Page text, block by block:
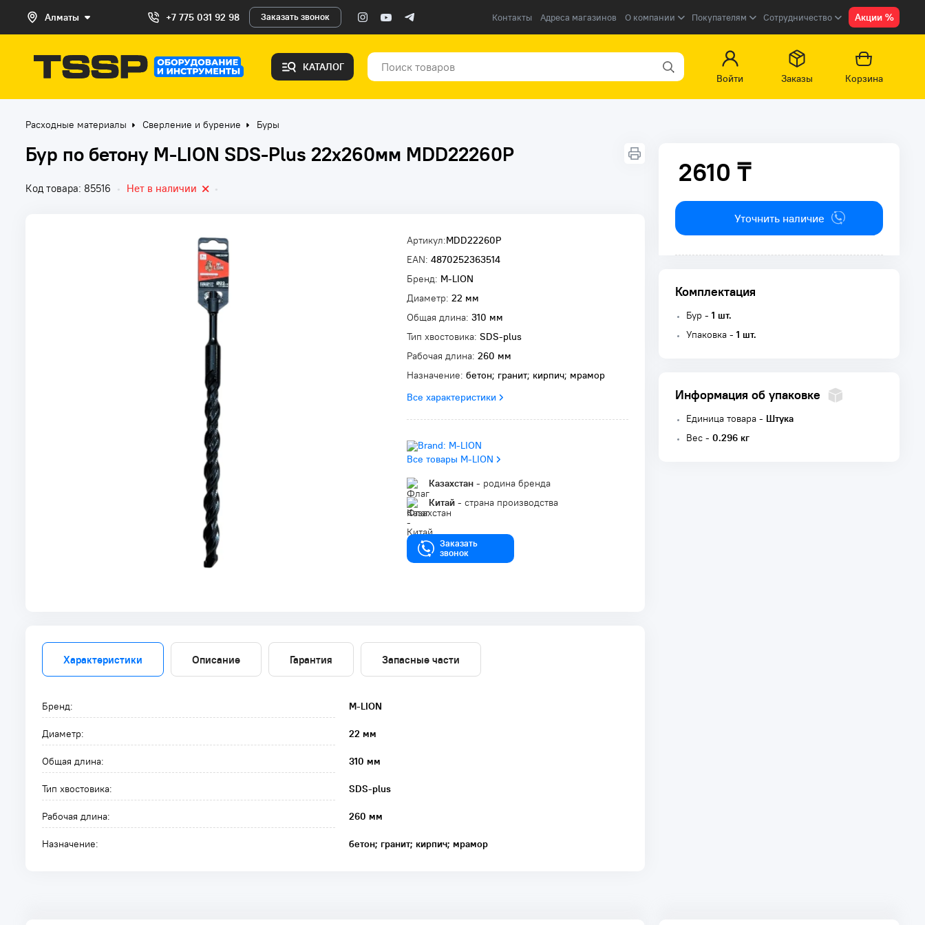
Алматы +7 775 031 92 98 Заказать звонок Контакты Адреса магазинов О компании Покупателям Сотрудничество Акции %
КАТАЛОГ
Войти
Заказы Корзина
Расходные материалы Сверление и бурение Буры
Бур по бетону M-LION SDS-Plus 22х260мм MDD22260P
Код товара: 85516 • Нет в наличии •
Артикул:MDD22260P
EAN: 4870252363514
Бренд: M-LION
Диаметр: 22 мм
Общая длина: 310 мм
Тип хвостовика: SDS-plus
Рабочая длина: 260 мм
Назначение: бетон; гранит; кирпич; мрамор
Все характеристики
Все товары M-LION
Казахстан - родина бренда
Китай - страна производства
Заказать
звонок
2610 ₸
2610 ₸
Уточнить наличие
Комплектация
Бур - 1 шт.
Упаковка - 1 шт.
Информация об упаковке
Единица товара - Штука
Вес - 0.296 кг
Характеристики Описание Гарантия Запасные части
Бренд: M-LION
Диаметр: 22 мм
Общая длина: 310 мм
Тип хвостовика: SDS-plus
Рабочая длина: 260 мм
Назначение: бетон; гранит; кирпич; мрамор